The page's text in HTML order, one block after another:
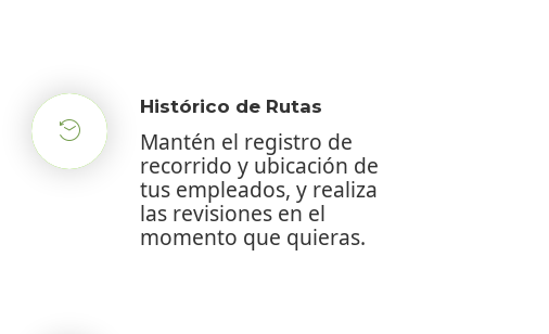
Histórico de Rutas
Mantén el registro de
recorrido y ubicación de
tus empleados, y realiza
las revisiones en el
momento que quieras.